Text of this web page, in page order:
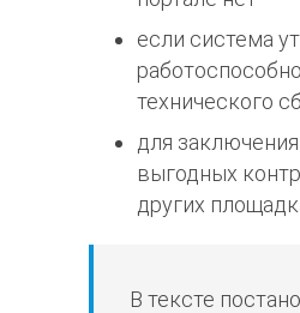
если система
технического
для
выгодных
других
В тексте